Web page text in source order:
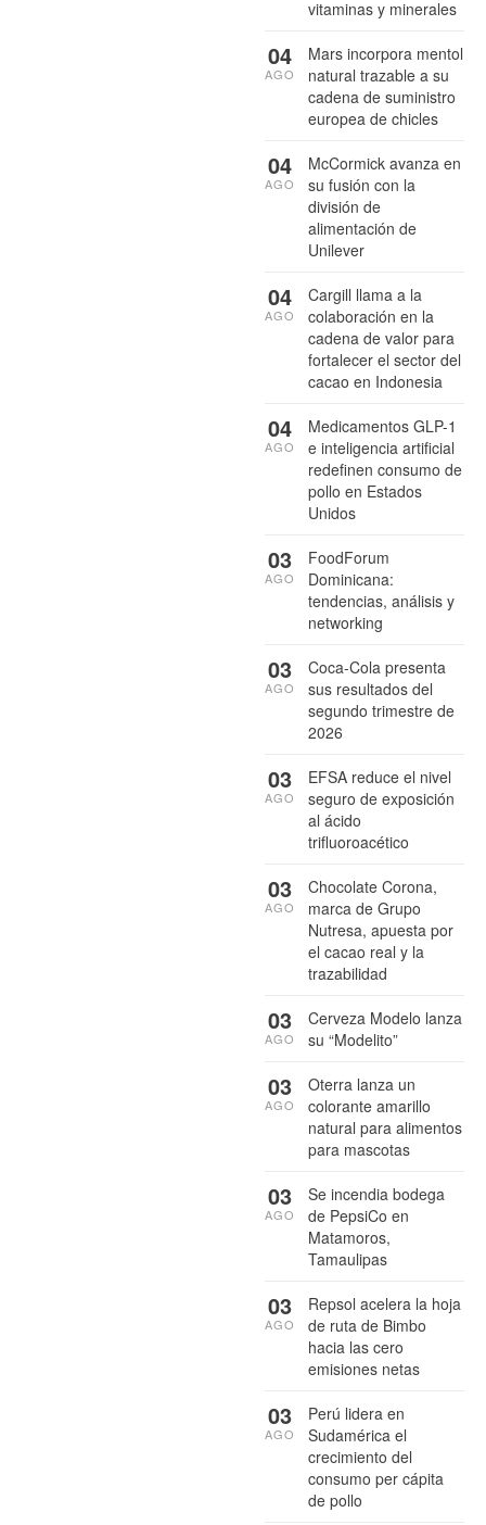
vitaminas y minerales
Mars incorpora mentol
natural trazable a su
cadena de suministro
europea de chicles
04
AGO
McCormick avanza en
su fusión con la
división de
alimentación de
Unilever
04
AGO
Cargill llama a la
colaboración en la
cadena de valor para
fortalecer el sector del
cacao en Indonesia
04
AGO
Medicamentos GLP-1
e inteligencia artificial
redefinen consumo de
pollo en Estados
Unidos
04
AGO
FoodForum
Dominicana:
tendencias, análisis y
networking
03
AGO
Coca-Cola presenta
sus resultados del
segundo trimestre de
2026
03
AGO
EFSA reduce el nivel
seguro de exposición
al ácido
trifluoroacético
03
AGO
Chocolate Corona,
marca de Grupo
Nutresa, apuesta por
el cacao real y la
trazabilidad
03
AGO
Cerveza Modelo lanza
su “Modelito”
03
AGO
Oterra lanza un
colorante amarillo
natural para alimentos
para mascotas
03
AGO
Se incendia bodega
de PepsiCo en
Matamoros,
Tamaulipas
03
AGO
Repsol acelera la hoja
de ruta de Bimbo
hacia las cero
emisiones netas
03
AGO
Perú lidera en
Sudamérica el
crecimiento del
consumo per cápita
de pollo
03
AGO